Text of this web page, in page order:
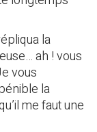
la
ah ! vous
vous
la
me faut une